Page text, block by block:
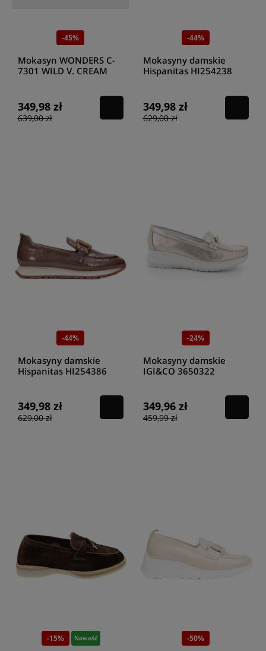
-45%
Mokasyn WONDERS C-
7301 WILD V. CREAM
349,98 zł
639,00 zł
-44%
Mokasyny damskie
Hispanitas HI254238
349,98 zł
629,00 zł
-44%
Mokasyny damskie
Hispanitas HI254386
349,98 zł
629,00 zł
-24%
Mokasyny damskie
IGI&CO 3650322
349,96 zł
459,99 zł
-15% Nowość -50%